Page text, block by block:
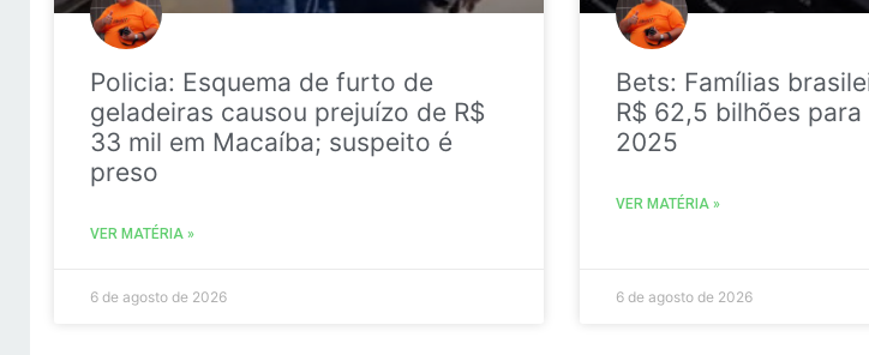
Policia: Esquema de furto de
geladeiras causou prejuízo de R$
33 mil em Macaíba; suspeito é
preso
VER MATÉRIA »
6 de agosto de 2026
Bets: Famílias
R$ 62,5 bilhões
2025
VER MATÉRIA »
6 de agosto de 2026